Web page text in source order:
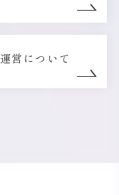
運営について